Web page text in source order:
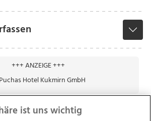
+++ ANZEIGE +++
ist uns wichtig